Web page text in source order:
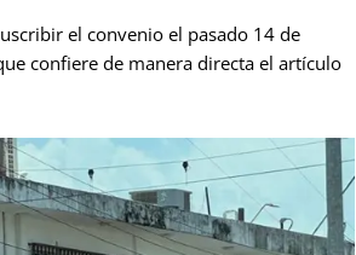
el convenio el pasado 14 de
confiere de manera directa el artículo